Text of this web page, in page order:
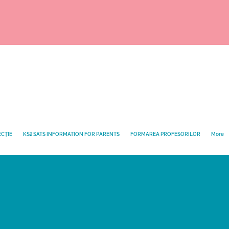
KS2 SATS INFORMATION FOR PARENTS FORMAREA PROFESORILOR More